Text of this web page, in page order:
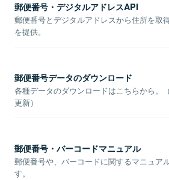
郵便番号・デジタルアドレスAPI
郵便番号とデジタルアドレスから住所を取
を提供。
郵便番号データのダウンロード
各種データのダウンロードはこちらから。
更新）
郵便番号・バーコードマニュアル
郵便番号や、バーコードに関するマニュア
す。